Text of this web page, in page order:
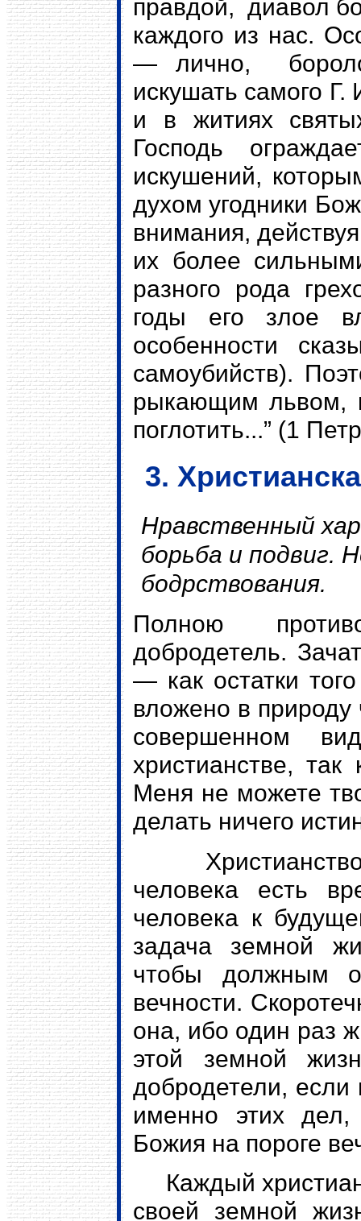
правдой, диавол
каждого из нас.
— лично,
искушать самого
и в житиях
Господь
искушений,
духом угодники
внимания,
их более
разного рода
годы его злое
особенности
самоубийств).
рыкающим львом,
поглотить...” (1
3.
Нравственный
борьба и подвиг.
бодрствования.
Полною
добродетель.
— как остатки
вложено в
совершенном
христианстве, так
Меня не можете
делать ничего
Христианство
человека есть
человека к
задача земной
чтобы должным
вечности.
она, ибо один раз
этой земной
добродетели,
именно этих
Божия на пороге
Каждый
своей земной